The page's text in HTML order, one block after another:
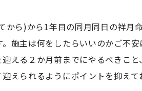
から)から1年目の同月同日の祥月
施主は何をしたらいいのかご不
える２か月前までにやるべきこ
えられるようにポイントを抑えて